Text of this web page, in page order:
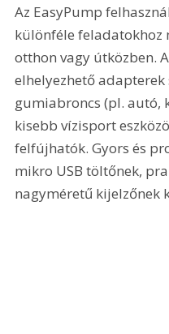
Az EasyPump
különféle feladatokhoz
otthon vagy útközben.
elhelyezhető
gumiabroncs (pl. autó,
kisebb vízisport
felfújhatók. Gyors és
mikro USB töltőnek,
nagyméretű kijelzőnek